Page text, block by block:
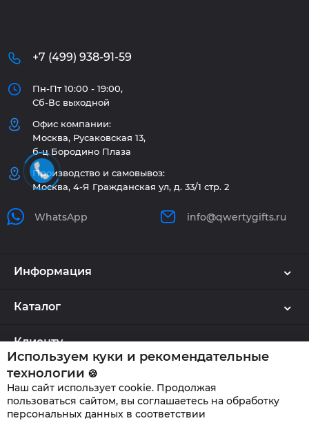
+7 (499) 938-91-59
Пн-Пт 10:00 - 19:00,
Сб-Вс выходной
Офис компании:
Москва, Русаковская 13,
б-ц Бородино Плаза
Производство и самовывоз:
Москва, 4-Я Гражданская ул, д. 33/1 стр. 2
WhatsApp info@qwertygifts.ru
Информация
Каталог
Клиенту
QWERTYGIFTS © 2026
Используем куки и рекомендательные
технологии 🍪
Наш сайт использует cookie. Продолжая
пользоваться сайтом, вы соглашаетесь на обработку
персональных данных в соответствии